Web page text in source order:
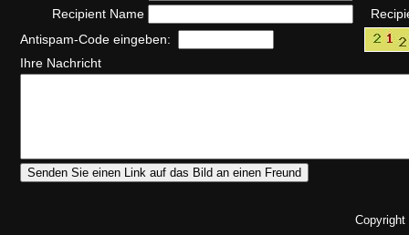
Recipient Name
Antispam-Code eingeben:
Ihre Nachricht